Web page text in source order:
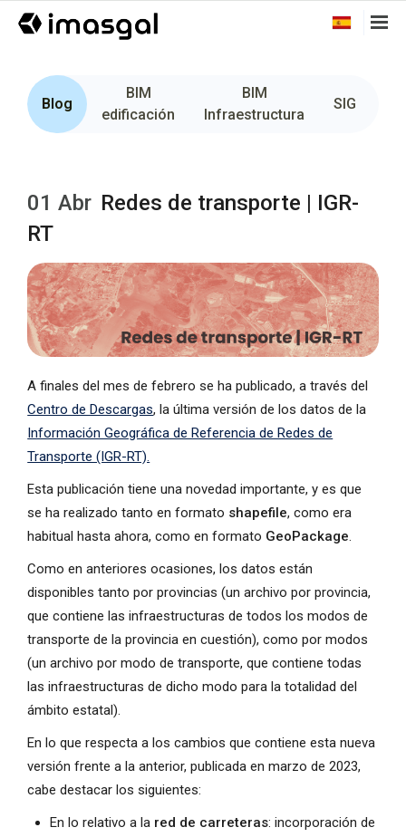
Blog
BIM
edificación
BIM
Infraestructura
SIG
01 Abr Redes de transporte | IGR-
RT
A finales del mes de febrero se ha publicado, a través del
Centro de Descargas, la última versión de los datos de la
Información Geográfica de Referencia de Redes de
Transporte (IGR-RT).
Esta publicación tiene una novedad importante, y es que
se ha realizado tanto en formato shapefile, como era
habitual hasta ahora, como en formato GeoPackage.
Como en anteriores ocasiones, los datos están
disponibles tanto por provincias (un archivo por provincia,
que contiene las infraestructuras de todos los modos de
transporte de la provincia en cuestión), como por modos
(un archivo por modo de transporte, que contiene todas
las infraestructuras de dicho modo para la totalidad del
ámbito estatal).
En lo que respecta a los cambios que contiene esta nueva
versión frente a la anterior, publicada en marzo de 2023,
cabe destacar los siguientes:
En lo relativo a la red de carreteras: incorporación de